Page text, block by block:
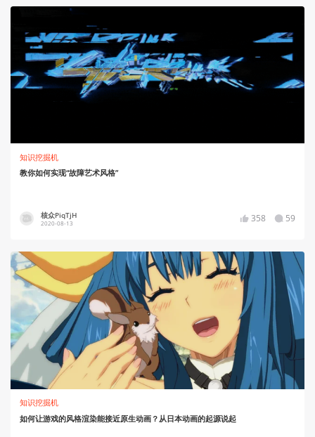
知识挖掘机
教你如何实现“故障艺术风格”
核众PiqTjH
2020-08-13 358 59
知识挖掘机
如何让游戏的风格渲染能接近原生动画？从日本动画的起源说起